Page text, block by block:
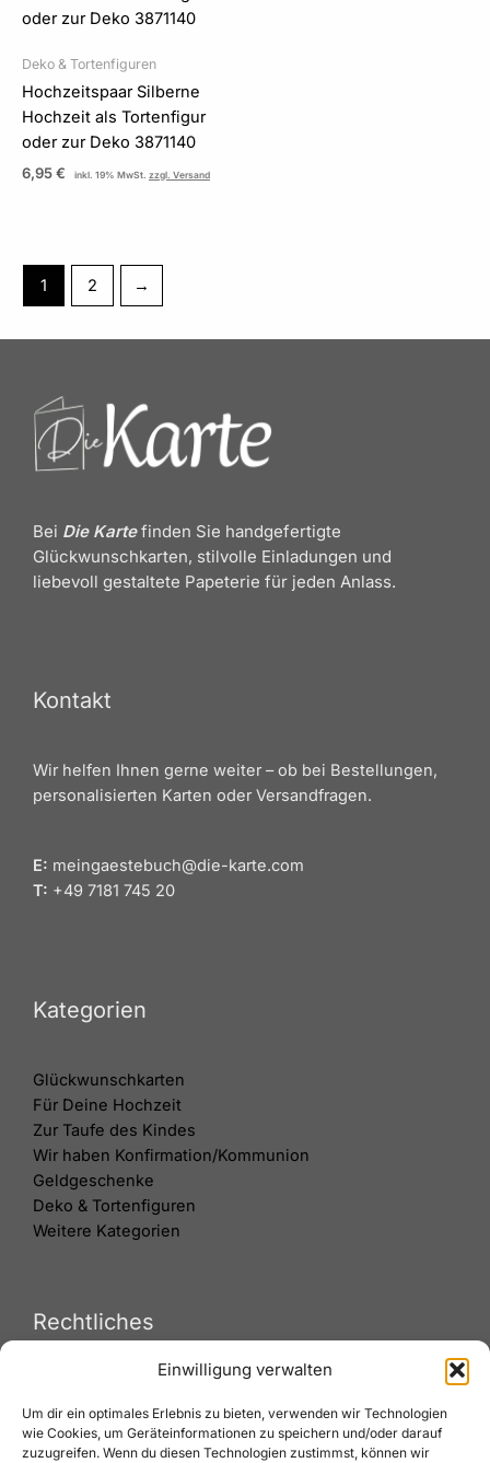
Einwilligung verwalten
Um dir ein optimales Erlebnis zu bieten, verwenden wir Technologien
wie Cookies, um Geräteinformationen zu speichern und/oder darauf
zuzugreifen. Wenn du diesen Technologien zustimmst, können wir
Deko & Tortenfiguren
Hochzeitspaar Silberne
Hochzeit als Tortenfigur
oder zur Deko 3871140
6,95€ inkl. 19% MwSt. zzgl. Versand
1 2 →
Bei Die Kartefinden Sie handgefertigte
Glückwunschkarten, stilvolle Einladungen und
liebevoll gestaltete Papeterie für jeden Anlass.
Kontakt
Wir helfen Ihnen gerne weiter – ob bei Bestellungen,
personalisierten Karten oder Versandfragen.
E: meingaestebuch@die-karte.com
T: +49 7181 745 20
Kategorien
Glückwunschkarten
Für Deine Hochzeit
Zur Taufe des Kindes
Wir haben Konfirmation/Kommunion
Geldgeschenke
Deko & Tortenfiguren
Weitere Kategorien
Rechtliches
Zahlungsweisen
Widerruf